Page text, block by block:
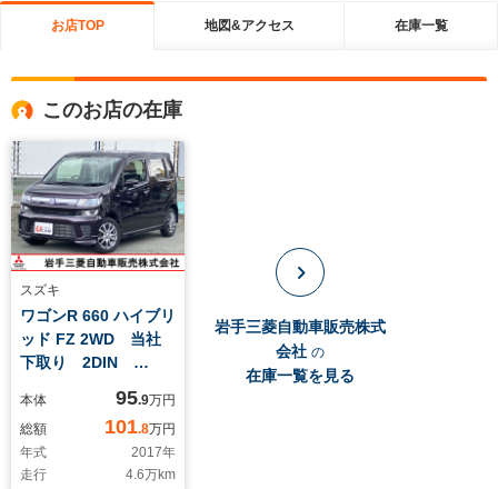
お店TOP 地図&アクセス 在庫一覧
このお店の在庫
スズキ
ワゴンR 660 ハイブリ
ッド FZ 2WD 当社
下取り 2DIN
ーディオ ステアリン
グオーディオスイッ
チ 運転席シートヒー
ター スマートキー
本体 95.9万円
総額
101.8万円
年式
2017年
走行
4.6万km
岩手三菱自動車販売株式
会社 の
在庫一覧を見る